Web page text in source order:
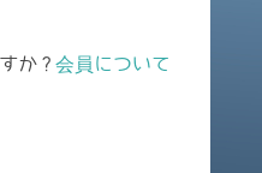
か ? 会員について